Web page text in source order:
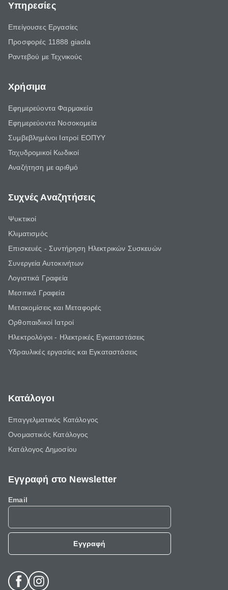
Υπηρεσίες
Επείγουσες Εργασίες
Προσφορές 11888 giaola
Ραντεβού με Τεχνικούς
Χρήσιμα
Εφημερεύοντα Φαρμακεία
Εφημερεύοντα Νοσοκομεία
Συμβεβλημένοι Ιατροί ΕΟΠΥΥ
Ταχυδρομικοί Κωδικοί
Αναζήτηση με αριθμό
Συχνές Αναζητήσεις
Ψυκτικοί
Κλιματισμός
Επισκευές - Συντήρηση Ηλεκτρικών Συσκευών
Συνεργεία Αυτοκινήτων
Λογιστικά Γραφεία
Μεσιτικά Γραφεία
Μετακομίσεις και Μεταφορές
Ορθοπαιδικοί Ιατροί
Ηλεκτρολόγοι - Ηλεκτρικές Εγκαταστάσεις
Υδραυλικές εργασίες και Εγκαταστάσεις
Κατάλογοι
Επαγγελματικός Κατάλογος
Ονομαστικός Κατάλογος
Κατάλογος Δημοσίου
Εγγραφή στο Newsletter
Email
Εγγραφή